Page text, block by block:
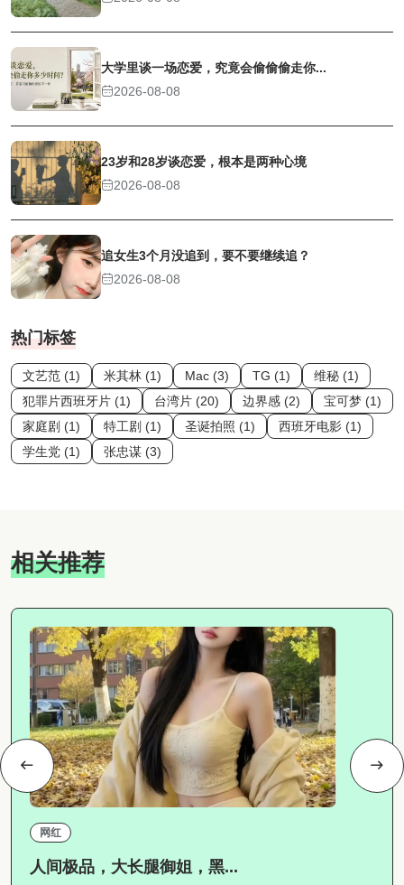
大学里谈一场恋爱，究竟会偷偷偷走你...
2026-08-08
23岁和28岁谈恋爱，根本是两种心境
2026-08-08
追女生3个月没追到，要不要继续追？
2026-08-08
热门标签
文艺范 (1) 米其林 (1) Mac (3) TG (1)
维秘 (1)
犯罪片西班牙片 (1)
台湾片 (20) 边界感 (2)
宝可梦 (1)
家庭剧 (1)
特工剧 (1) 圣诞拍照 (1)
西班牙电影 (1)
学生党 (1)
张忠谋 (3)
相关推荐
网红
人间极品，大长腿御姐，黑...